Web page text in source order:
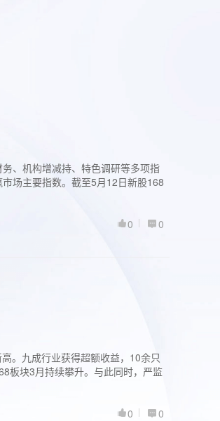
、机构增减持、特色调研等多项指
场主要指数。截至5月12日新股168
0
0
。九成行业获得超额收益，10余只
板块3月持续攀升。与此同时，严监
0
0